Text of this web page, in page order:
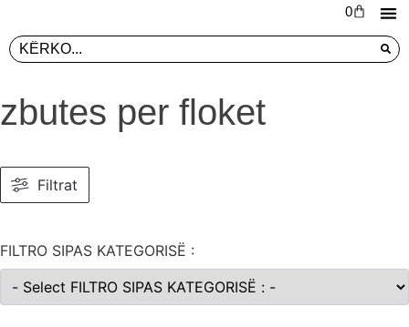
0
zbutes per floket
Filtrat
FILTRO SIPAS KATEGORISË :